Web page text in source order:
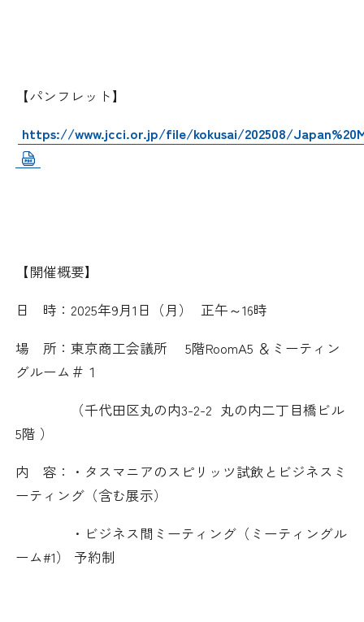
【パンフレット】
https://www.jcci.or.jp/file/kokusai/202508/
【開催概要】
日 時： 2025年9月1 日（月） 正午～16時
場 所：東京商工会議所 5階RoomA5 ＆ミーティン
グルーム＃１
（千代田区丸の内3-2-2 丸の内二丁目橋ビル
5階 ）
内 容：・タスマニアのスピリッツ試飲とビジネスミ
ーティング（含む展示）
・ビジネス間ミーティング（ミーティングル
ーム#1） 予約制